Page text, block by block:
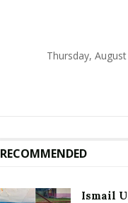
Thursday,
RECOMMENDED
Ismail